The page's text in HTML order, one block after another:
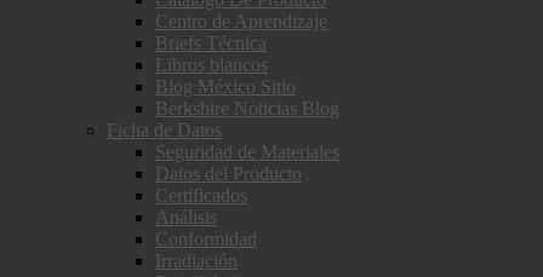
Centro de Aprendizaje
Briefs Técnica
Libros blancos
Blog México Sitio
Berkshire Noticias Blog
Ficha de Datos
Seguridad de Materiales
Datos del Producto
Certificados
Análisis
Conformidad
Irradiación